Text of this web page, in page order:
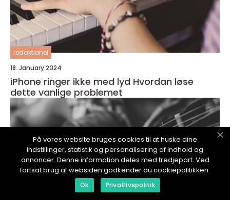
redaktionel
18. January 2024
iPhone ringer ikke med lyd Hvordan løse
dette vanlige problemet
På vores website bruges cookies til at huske dine
indstillinger, statistik og personalisering af indhold og
annoncer. Denne information deles med tredjepart. Ved
fortsat brug af websiden godkender du cookiepolitikken.
Ok Privatlivspolitik